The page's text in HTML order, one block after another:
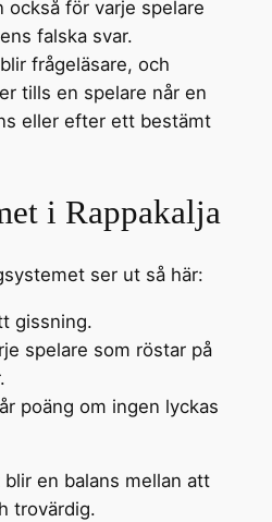
också för varje spelare
falska svar.
frågeläsare, och
tills en spelare når en
eller efter ett bestämt
i Rappakalja
ser ut så här:
gissning.
spelare som röstar på
poäng om ingen lyckas
en balans mellan att
trovärdig.